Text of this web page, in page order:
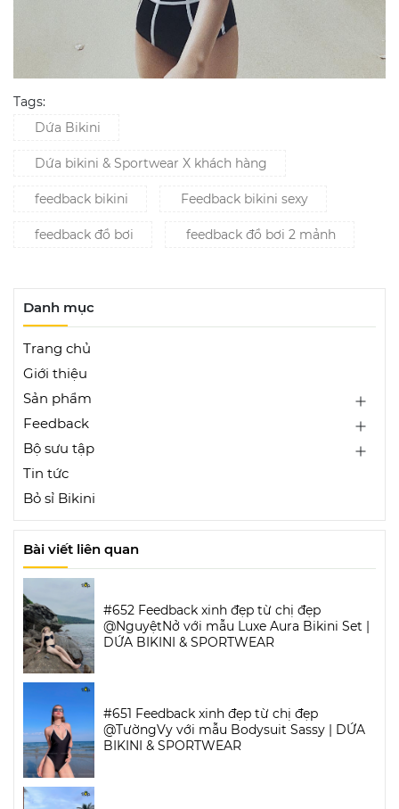
Tags:
Dứa Bikini
Dứa bikini & Sportwear X khách hàng
feedback bikini Feedback bikini sexy
feedback đồ bơi feedback đồ bơi 2 mảnh
Danh mục
Trang chủ
Giới thiệu
Sản phẩm
Feedback
Bộ sưu tập
Tin tức
Bỏ sỉ Bikini
Bài viết liên quan
#652 Feedback xinh đẹp từ chị đẹp
@NguyệtNở với mẫu Luxe Aura Bikini Set |
DỨA BIKINI & SPORTWEAR
#651 Feedback xinh đẹp từ chị đẹp
@TườngVy với mẫu Bodysuit Sassy | DỨA
BIKINI & SPORTWEAR